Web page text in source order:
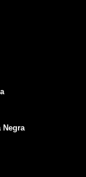
Negra